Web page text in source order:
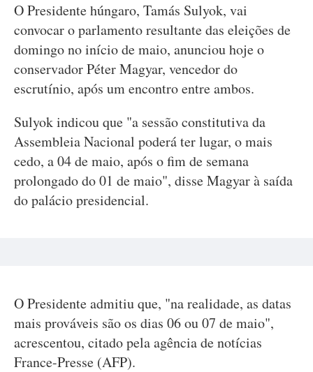
O Presidente húngaro, Tamás Sulyok, vai
convocar o parlamento resultante das eleições de
domingo no início de maio, anunciou hoje o
conservador Péter Magyar, vencedor do
escrutínio, após um encontro entre ambos.
Sulyok indicou que "a sessão constitutiva da
Assembleia Nacional poderá ter lugar, o mais
cedo, a 04 de maio, após o fim de semana
prolongado do 01 de maio", disse Magyar à saída
do palácio presidencial.
O Presidente admitiu que, "na realidade, as datas
mais prováveis são os dias 06 ou 07 de maio",
acrescentou, citado pela agência de notícias
France-Presse (AFP).